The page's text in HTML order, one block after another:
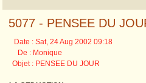
5077 - PENSEE DU
Date : Sat, 24 Aug 2002 09:18
De : Monique
Objet : PENSEE DU JOUR